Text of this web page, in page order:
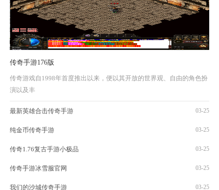
传奇手游176版
传奇游戏自1998年首度推出以来，便以其开放的世界观、自由的角色扮
演以及丰
最新英雄合击传奇手游 03-25
纯金币传奇手游 03-25
传奇1.76复古手游小极品 03-25
传奇手游冰雪服官网 03-25
我们的沙城传奇手游 03-25